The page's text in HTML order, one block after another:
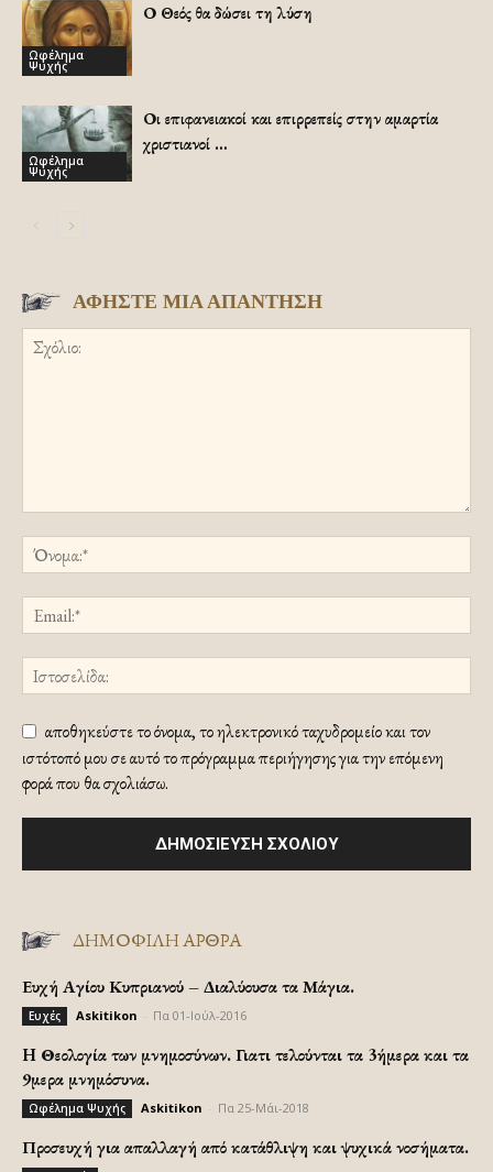
Ωφέλημα
Ψυχής
Ο Θεός θα δώσει τη λύση
Ωφέλημα
Ψυχής
Οι επιφανειακοί και επιρρεπείς στην αμαρτία
χριστιανοί …
ΑΦΗΣΤΕ ΜΙΑ ΑΠΑΝΤΗΣΗ
αποθηκεύστε το όνομα, το ηλεκτρονικό ταχυδρομείο και τον
ιστότοπό μου σε αυτό το πρόγραμμα περιήγησης για την επόμενη
φορά που θα σχολιάσω.
ΔΗΜΟΦΙΛΗ ΑΡΘΡΑ
Ευχή Αγίου Κυπριανού – Διαλύουσα τα Μάγια.
Ευχές Askitikon Πα 01-Ιούλ-2016
H Θεολογία των μνημοσύνων. Γιατι τελούνται τα 3ήμερα και τα
9μερα μνημόσυνα.
Ωφέλημα Ψυχής Askitikon Πα 25-Μάι-2018
Προσευχή για απαλλαγή από κατάθλιψη και ψυχικά νοσήματα.